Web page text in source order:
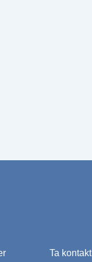
Ta kontakt